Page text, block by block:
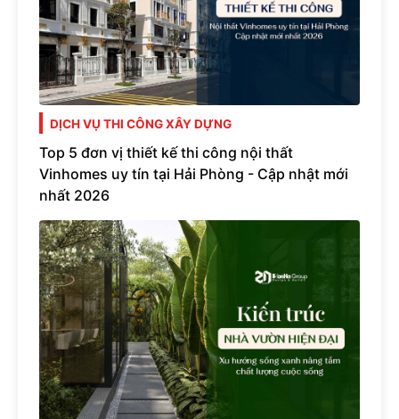
DỊCH VỤ THI CÔNG XÂY DỰNG
Top 5 đơn vị thiết kế thi công nội thất
Vinhomes uy tín tại Hải Phòng - Cập nhật mới
nhất 2026